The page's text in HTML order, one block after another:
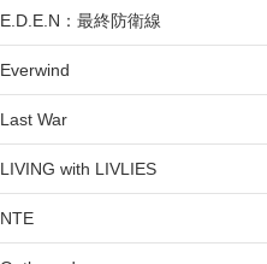
E.D.E.N：最終防衛線
Everwind
Last War
LIVING with LIVLIES
NTE